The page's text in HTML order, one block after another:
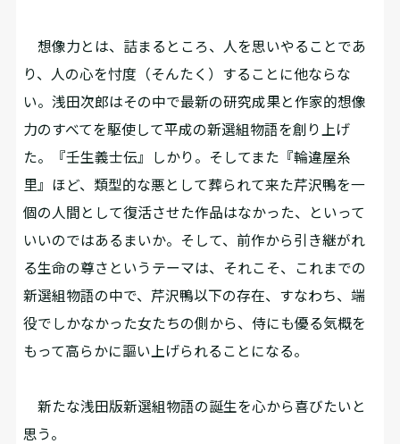
想像力とは、詰まるところ、人を思いやることであ
り、人の心を忖度（そんたく）することに他ならな
い。浅田次郎はその中で最新の研究成果と作家的想像
力のすべてを駆使して平成の新選組物語を創り上げ
た。『壬生義士伝』しかり。そしてまた『輪違屋糸
里』ほど、類型的な悪として葬られて来た芹沢鴨を一
個の人間として復活させた作品はなかった、といって
いいのではあるまいか。そして、前作から引き継がれ
る生命の尊さというテーマは、それこそ、これまでの
新選組物語の中で、芹沢鴨以下の存在、すなわち、端
役でしかなかった女たちの側から、侍にも優る気概を
もって高らかに謳い上げられることになる。
新たな浅田版新選組物語の誕生を心から喜びたいと
思う。